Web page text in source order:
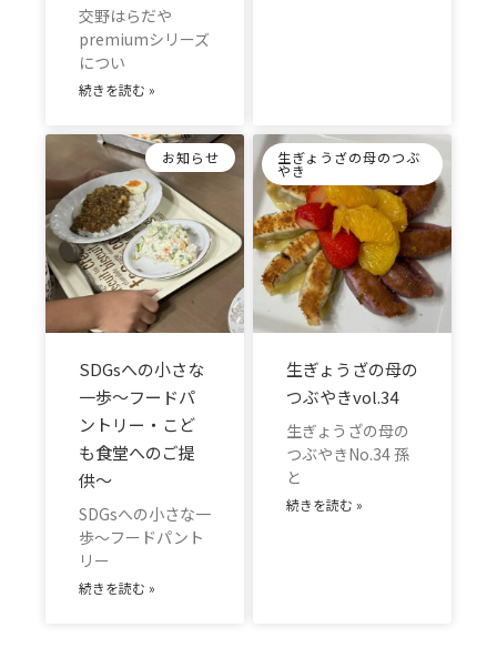
交野はらだや
premiumシリーズ
につい
続きを読む »
お知らせ
SDGsへの小さな
一歩～フードパ
ントリー・こど
も食堂へのご提
供～
SDGsへの小さな一
歩～フードパント
リー
続きを読む »
生ぎょうざの母のつぶ
やき
生ぎょうざの母の
つぶやきvol.34
生ぎょうざの母の
つぶやきNo.34 孫
と
続きを読む »